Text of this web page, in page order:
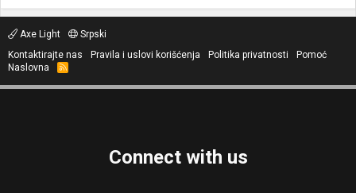
Axe Light
Srpski
Kontaktirajte nas
Pravila i uslovi korišćenja Politika privatnosti
Pomoć
Naslovna
R
S
Connect with us